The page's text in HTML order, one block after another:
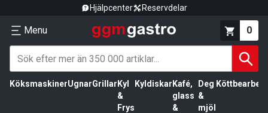
Hjälpcenter Reservdelar
Menu 0
KöksmaskinerUgnarGrillar Kyl
&
Frys
Kyldiskar Kafé,
glass
&
Deg
&
mjöl